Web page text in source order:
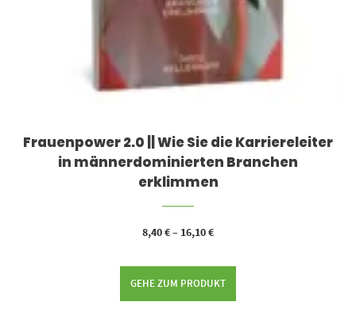
Frauenpower 2.0 || Wie Sie die Karriereleiter
in männerdominierten Branchen
erklimmen
8,40€– 16,10€
GEHE ZUM PRODUKT